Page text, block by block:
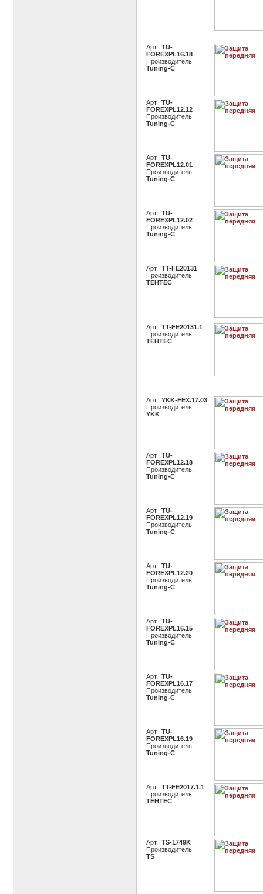
Арт.: TU-
FOREXPL16.18
Производитель:
Tuning-C
Арт.: TU-
FOREXPL12.12
Производитель:
Tuning-C
Арт.: TU-
FOREXPL12.01
Производитель:
Tuning-C
Арт.: TU-
FOREXPL12.02
Производитель:
Tuning-C
Арт.: TT-FE20131
Производитель:
TEHTEC
Арт.: TT-FE20131.1
Производитель:
TEHTEC
Арт.: YKK-FEX.17.03
Производитель:
YKK
Арт.: TU-
FOREXPL12.18
Производитель:
Tuning-C
Арт.: TU-
FOREXPL12.19
Производитель:
Tuning-C
Арт.: TU-
FOREXPL12.20
Производитель:
Tuning-C
Арт.: TU-
FOREXPL16.15
Производитель:
Tuning-C
Арт.: TU-
FOREXPL16.17
Производитель:
Tuning-C
Арт.: TU-
FOREXPL16.19
Производитель:
Tuning-C
Арт.: TT-FE2017.1.1
Производитель:
TEHTEC
Арт.: TS-1749K
Производитель:
TS